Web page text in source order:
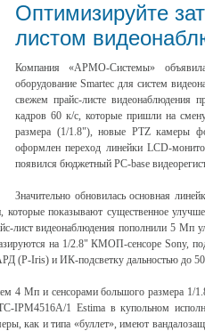
Оптимизируйте
листом
Компания «АРМО-Системы»
оборудование Smartec для систем
свежем прайс-листе видеонаблюдения
кадров 60 к/с, которые пришли на
размера (1/1.8"), новые PTZ камеры
оформлен переход линейки LCD-
появился бюджетный PC-base
Значительно обновилась основная
показывают существенное
лист видеонаблюдения пополнили 5
на 1/2.8" КМОП-сенсоре Sony,
(P-Iris) и ИК-подсветку дальностью до
4 Мп и сенсорами большого размера 1/
IPM4516A/1 Estima в купольном
как и типа «буллет», имеют